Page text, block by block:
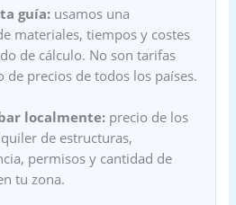
guía: usamos una
materiales, tiempos y costes
de cálculo. No son tarifas
de precios de todos los países.
localmente: precio de los
de estructuras,
permisos y cantidad de
tu zona.